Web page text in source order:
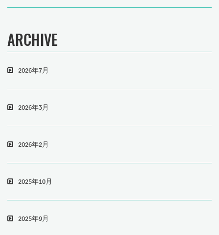
ARCHIVE
2026年7月
2026年3月
2026年2月
2025年10月
2025年9月